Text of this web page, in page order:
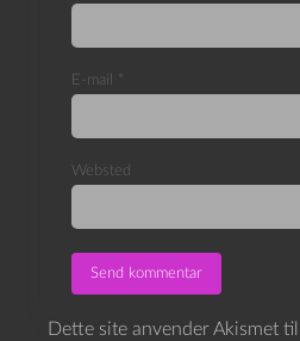
E-mail *
Websted
Dette site anvender Akismet